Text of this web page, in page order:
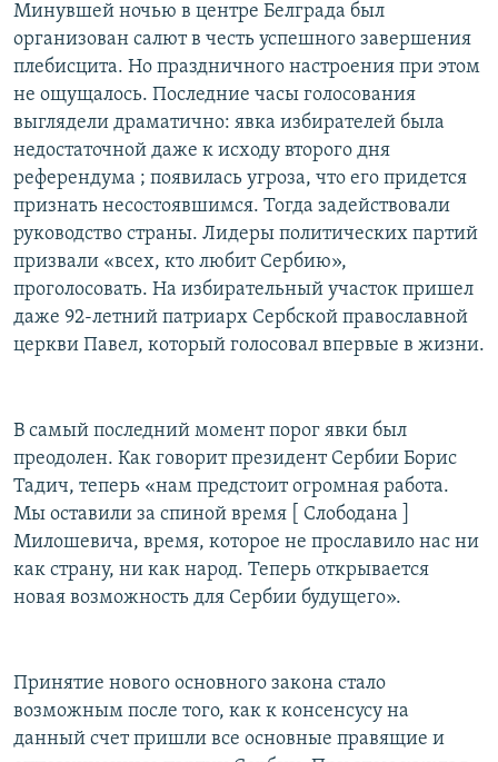
Минувшей ночью в центре Белграда был
организован салют в честь успешного завершения
плебисцита. Но праздничного настроения при этом
не ощущалось. Последние часы голосования
выглядели драматично: явка избирателей была
недостаточной даже к исходу второго дня
референдума ; появилась угроза, что его придется
признать несостоявшимся. Тогда задействовали
руководство страны. Лидеры политических партий
призвали «всех, кто любит Сербию»,
проголосовать. На избирательный участок пришел
даже 92-летний патриарх Сербской православной
церкви Павел, который голосовал впервые в жизни.
В самый последний момент порог явки был
преодолен. Как говорит президент Сербии Борис
Тадич, теперь «нам предстоит огромная работа.
Мы оставили за спиной время [ Слободана ]
Милошевича, время, которое не прославило нас ни
как страну, ни как народ. Теперь открывается
новая возможность для Сербии будущего».
Принятие нового основного закона стало
возможным после того, как к консенсусу на
данный счет пришли все основные правящие и